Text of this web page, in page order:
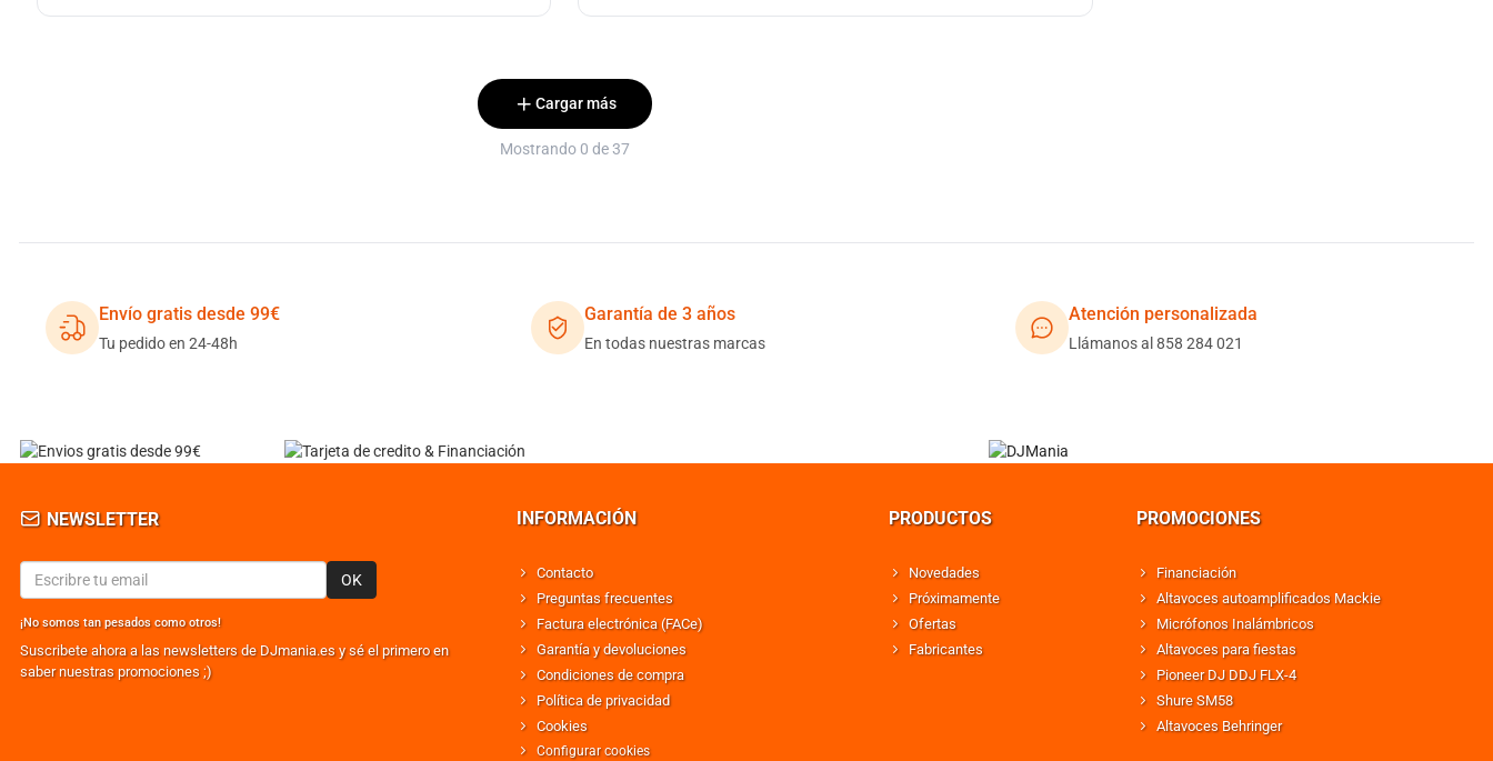
Cargar más
Mostrando 0 de 37
Envío gratis desde 99€
Tu pedido en 24-48h
Garantía de 3 años
En todas nuestras marcas
Atención personalizada
Llámanos al 858 284 021
NEWSLETTER
OK
¡No somos tan pesados como otros!
Suscribete ahora a las newsletters de DJmania.es y sé el primero en
saber nuestras promociones ;)
INFORMACIÓN
Contacto
Preguntas frecuentes
Factura electrónica (FACe)
Garantía y devoluciones
Condiciones de compra
Política de privacidad
Cookies
Configurar cookies
PRODUCTOS
Novedades
Próximamente
Ofertas
Fabricantes
PROMOCIONES
Financiación
Altavoces autoamplificados Mackie
Micrófonos Inalámbricos
Altavoces para fiestas
Pioneer DJ DDJ FLX-4
Shure SM58
Altavoces Behringer